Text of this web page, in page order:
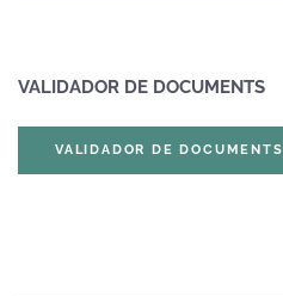
VALIDADOR DE DOCUMENTS
VALIDADOR DE DOCUMENTS